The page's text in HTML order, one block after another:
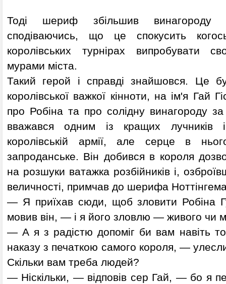
Тоді шериф збільшив винагороду
сподіваючись, що це спокусить
королівських турнірах випробувати
мурами міста.
Такий герой і справді знайшовся. Це
королівської важкої кінноти, на ім'я Гай
про Робіна та про солідну винагороду
вважався одним із кращих лучників
королівській армії, але серце в
запроданське. Він добився в короля
на розшуки ватажка розбійників і,
величності, примчав до шерифа
— Я приїхав сюди, щоб зловити Робіна
мовив він, — і я його зловлю — живого чи
— А я з радістю допоміг би вам навіть
наказу з печаткою самого короля, —
Скільки вам треба людей?
— Ніскільки, — відповів сер Гай, — бо я